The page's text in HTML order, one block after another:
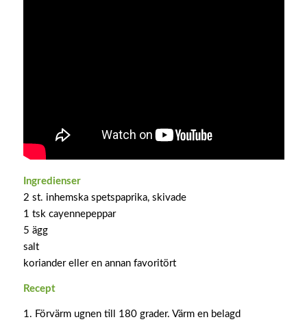
Ingredienser
2 st. inhemska spetspaprika, skivade
1 tsk cayennepeppar
5 ägg
salt
koriander eller en annan favoritört
Recept
1. Förvärm ugnen till 180 grader. Värm en belagd